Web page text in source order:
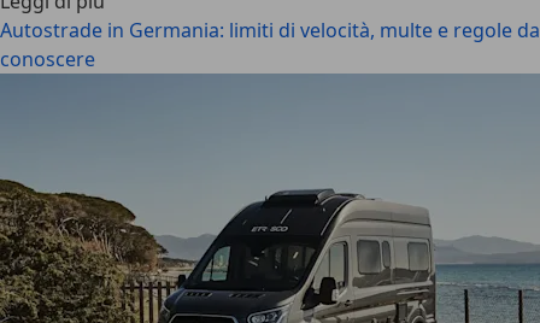
Autostrade in Germania: limiti di velocità, multe e regole da
conoscere